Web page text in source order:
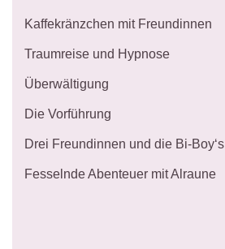
Kaffekränzchen mit Freundinnen
Traumreise und Hypnose
Überwältigung
Die Vorführung
Drei Freundinnen und die Bi-Boy‘s
Fesselnde Abenteuer mit Alraune